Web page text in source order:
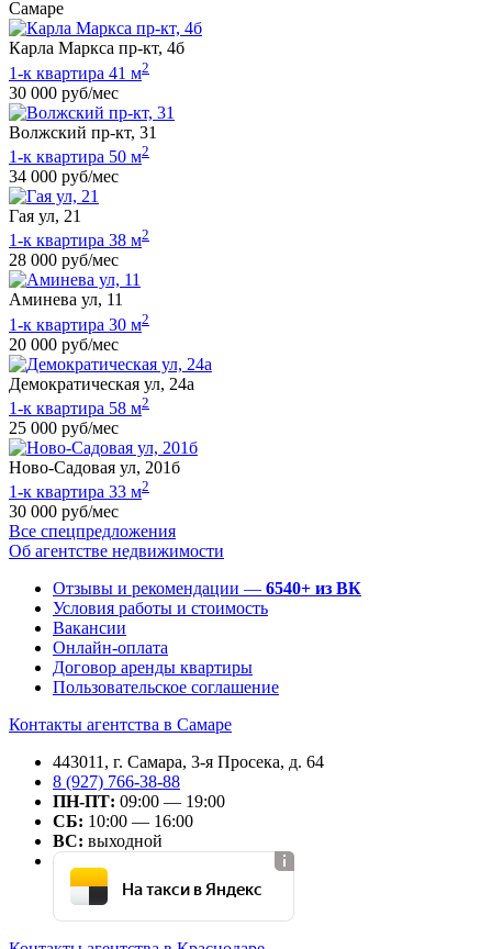
Самаре
Карла Маркса пр-кт, 4б
1-к квартира 41 м2
30 000 руб/мес
Волжский пр-кт, 31
1-к квартира 50 м2
34 000 руб/мес
Гая ул, 21
1-к квартира 38 м2
28 000 руб/мес
Аминева ул, 11
1-к квартира 30 м2
20 000 руб/мес
Демократическая ул, 24а
1-к квартира 58 м2
25 000 руб/мес
Ново-Садовая ул, 201б
1-к квартира 33 м2
30 000 руб/мес
Все спецпредложения
Об агентстве недвижимости
Отзывы и рекомендации — 6540+ из ВК
Условия работы и стоимость
Вакансии
Онлайн-оплата
Договор аренды квартиры
Пользовательское соглашение
Контакты агентства в Самаре
443011, г. Самара, 3-я Просека, д. 64
8 (927) 766-38-88
ПН-ПТ: 09:00 — 19:00
СБ: 10:00 — 16:00
ВС: выходной
На такси в Яндекс